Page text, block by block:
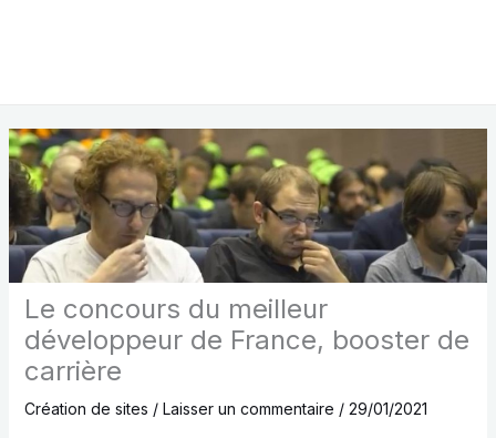
Le concours du meilleur
développeur de France, booster de
carrière
Création de sites / Laisser un commentaire / 29/01/2021